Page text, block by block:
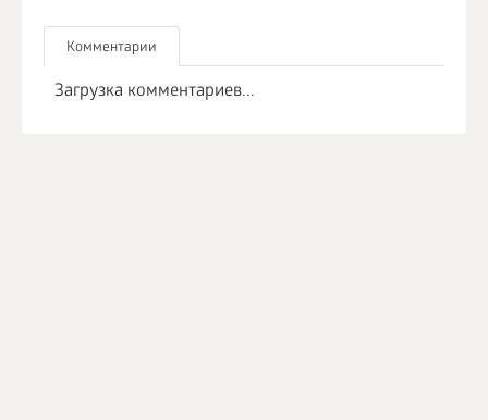
Комментарии
Загрузка комментариев...